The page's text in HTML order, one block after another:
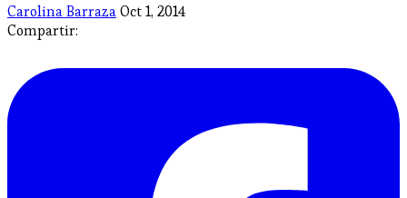
Carolina BarrazaOct 1, 2014
Compartir: